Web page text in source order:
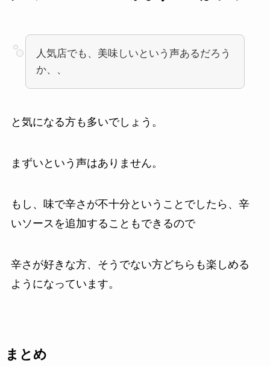
人気店でも、美味しいという声あるだろう
か、、
と気になる方も多いでしょう。
まずいという声はありません。
もし、味で辛さが不十分ということでしたら、辛
いソースを追加することもできるので
辛さが好きな方、そうでない方どちらも楽しめる
ようになっています。
まとめ